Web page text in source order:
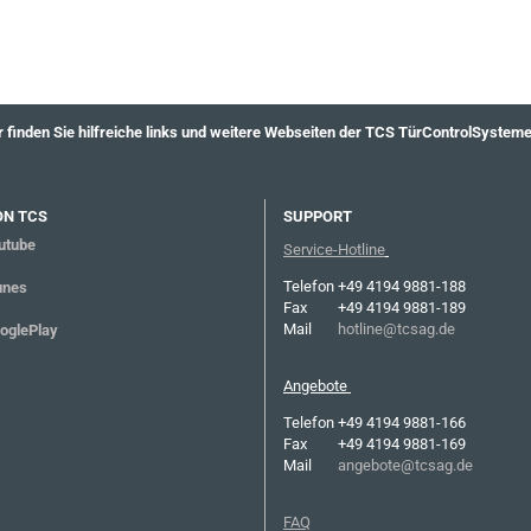
finden Sie hilfreiche links und weitere Webseiten der TCS
TCS
SUPPORT
Service-Hotline
Telefon +49 4194 9881-188
Fax
+49 4194 9881-189
Mail
hotline@tcsag.de
Angebote
Telefon +49 4194 9881-166
Fax
+49 4194 9881-169
Mail
angebote@tcsag.de
FAQ